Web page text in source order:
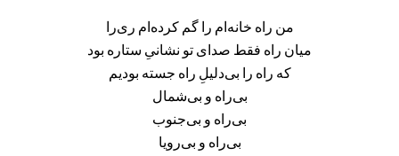
من راه خانه‌ام را گم کرده‌ام ری‌را
میان راه فقط صدای تو نشانیِ ستاره بود
که راه را بی‌دلیلِ راه جسته بودیم
بی‌راه و بی‌شمال
بی‌راه و بی‌جنوب
بی‌راه و بی‌رویا